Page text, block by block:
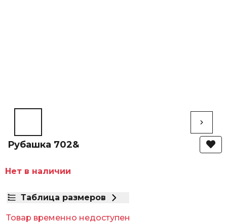
Рубашка 702&
Нет в наличии
Таблица размеров
Товар временно недоступен